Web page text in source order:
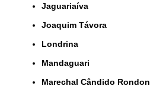
Jaguariaíva
Joaquim Távora
Londrina
Mandaguari
Marechal Cândido Rondon